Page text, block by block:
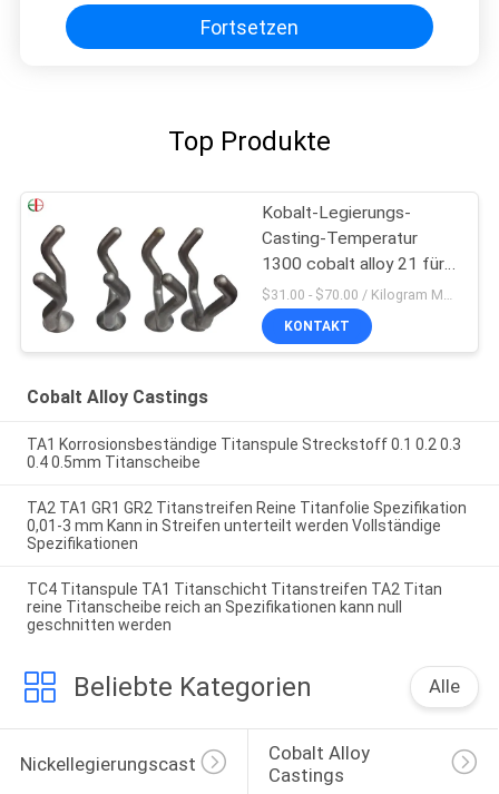
Fortsetzen
Top Produkte
Kobalt-Legierungs-
Casting-Temperatur
1300 cobalt alloy 21 für
Pulver-Metallurgie
$31.00 - $70.00 / Kilogram MOQ:5 Piece / Pieces
KONTAKT
Cobalt Alloy Castings
TA1 Korrosionsbeständige Titanspule Streckstoff 0.1 0.2 0.3
0.4 0.5mm Titanscheibe
TA2 TA1 GR1 GR2 Titanstreifen Reine Titanfolie Spezifikation
0,01-3 mm Kann in Streifen unterteilt werden Vollständige
Spezifikationen
TC4 Titanspule TA1 Titanschicht Titanstreifen TA2 Titan
reine Titanscheibe reich an Spezifikationen kann null
geschnitten werden
Beliebte Kategorien Alle
Nickellegierungscasting
Cobalt Alloy
Castings